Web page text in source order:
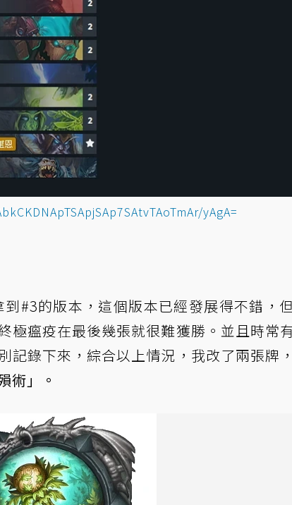
yAgA=
#3的版本，這個版本已經發展得不錯，
極瘟疫在最後幾張就很難獲勝。並且時常
記錄下來，綜合以上情況，我改了兩張牌
術」。